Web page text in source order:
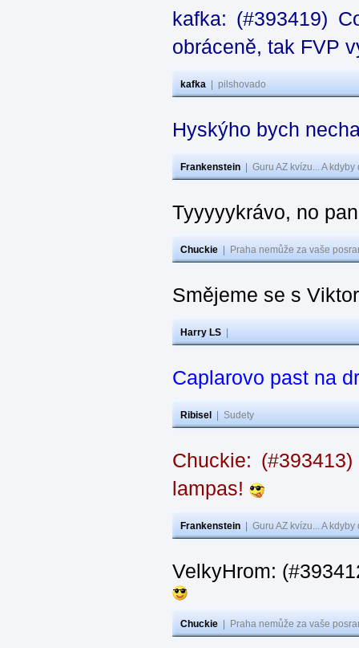
kafka: (#393419)
obráceně, tak FVP
kafka pilshovado
Hyskýho bych
Frankenstein Guru AZ kvízu... A
Tyyyyykrávo, no
Chuckie Praha nemůže za vaše
Smějeme se s
Harry LS
Caplarovo past na
Ribisel Sudety
Chuckie:
lampas!
Frankenstein Guru AZ kvízu... A
VelkyHrom:
Chuckie Praha nemůže za vaše